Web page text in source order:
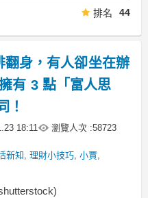
排名 44
翻身，有人卻坐在辦
有 3 點「富人思
！
18:11 瀏覽人次 :58723
新知 , 理財小技巧, 小賈,